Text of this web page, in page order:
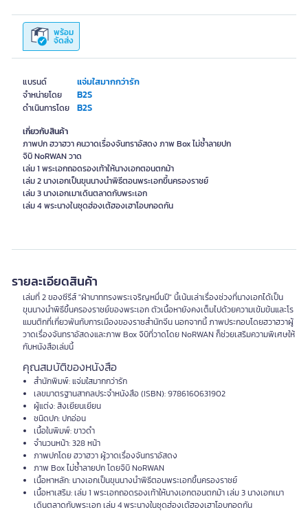
แบรนด์ แจ่มใสมากกว่ารัก
จำหน่ายโดย B2S
ดำเนินการโดย B2S
พร้อม
จัดส่ง
เกี่ยวกับสินค้า
ภาพปก ฮวาฮวา คนวาดเรื่องจันทราอัสดง ภาพ Box ไม่ซ้ำลายปก
จิบิ NoRWAN วาด
เล่ม 1 พระเอกถอดรองเท้าให้นางเอกตอนตกม้า
เล่ม 2 นางเอกเป็นขุนนางนำพิธีตอนพระเอกขึ้นครองราชย์
เล่ม 3 นางเอกเมาเดินตลาดกับพระเอก
เล่ม 4 พระนางในชุดฮ่องเต้ฮองเฮาโอบกอดกัน
รายละเอียดสินค้า
เล่มที่ 2 ของซีรีส์ "ฝ่าบาททรงพระเจริญหมื่นปี" นี้เน้นเล่าเรื่องช่วงที่นางเอกได้เป็น
ขุนนางนำพิธีขึ้นครองราชย์ของพระเอก ตัวเนื้อหายังคงเต็มไปด้วยความเข้มข้นและโร
แมนติกที่เกี่ยวพันกับการเมืองของราชสำนักจีน นอกจากนี้ ภาพประกอบโดยฮวาฮวาผู้
วาดเรื่องจันทราอัสดงและภาพ Box จิบิที่วาดโดย NoRWAN ก็ช่วยเสริมความพิเศษให้
กับหนังสือเล่มนี้
คุณสมบัติของหนังสือ
สำนักพิมพ์: แจ่มใสมากกว่ารัก
เลขมาตรฐานสากลประจำหนังสือ (ISBN): 9786160631902
ผู้แต่ง: สิงเยียนเยียน
ชนิดปก: ปกอ่อน
เนื้อในพิมพ์: ขาวดำ
จำนวนหน้า: 328 หน้า
ภาพปกโดย ฮวาฮวา ผู้วาดเรื่องจันทราอัสดง
ภาพ Box ไม่ซ้ำลายปก โดยจิบิ NoRWAN
เนื้อหาหลัก: นางเอกเป็นขุนนางนำพิธีตอนพระเอกขึ้นครองราชย์
เนื้อหาเสริม: เล่ม 1 พระเอกถอดรองเท้าให้นางเอกตอนตกม้า เล่ม 3 นางเอกเมา
เดินตลาดกับพระเอก เล่ม 4 พระนางในชุดฮ่องเต้ฮองเฮาโอบกอดกัน